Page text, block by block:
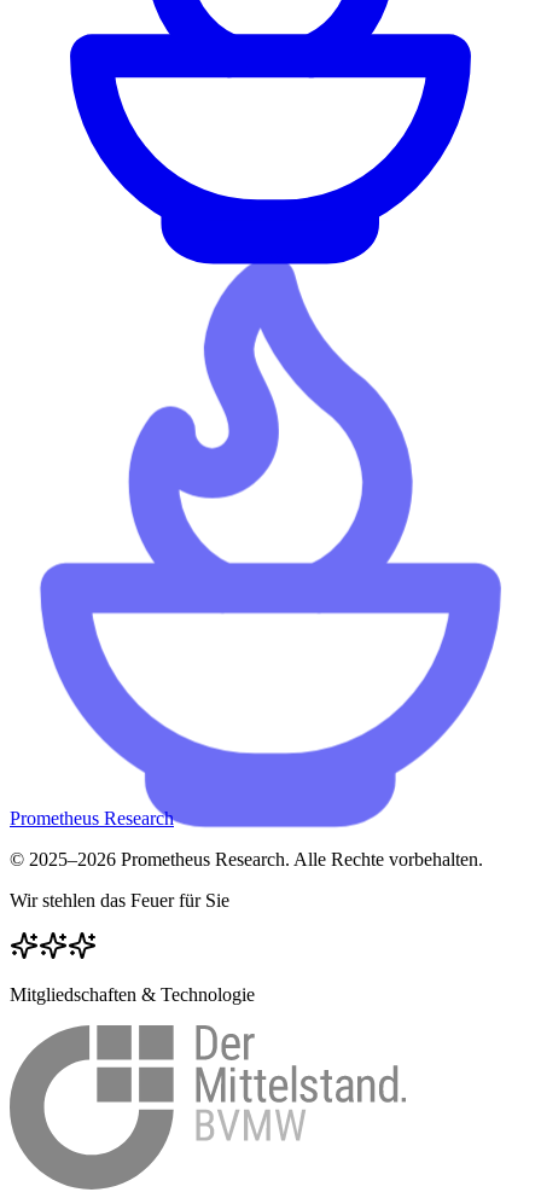
Prometheus Research
© 2025–2026 Prometheus Research. Alle Rechte vorbehalten.
Wir stehlen das Feuer für Sie
Mitgliedschaften & Technologie